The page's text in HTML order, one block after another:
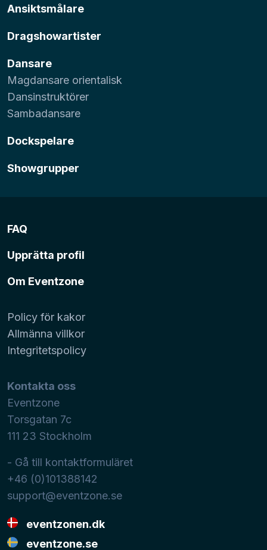
Ansiktsmålare
Dragshowartister
Dansare
Magdansare orientalisk
Dansinstruktörer
Sambadansare
Dockspelare
Showgrupper
FAQ
Upprätta profil
Om Eventzone
Policy för kakor
Allmänna villkor
Integritetspolicy
Kontakta oss
Eventzone
Torsgatan 7c
111 23 Stockholm
- Gå till kontaktformuläret
+46 (0)101388142
support@eventzone.se
eventzonen.dk
eventzone.se